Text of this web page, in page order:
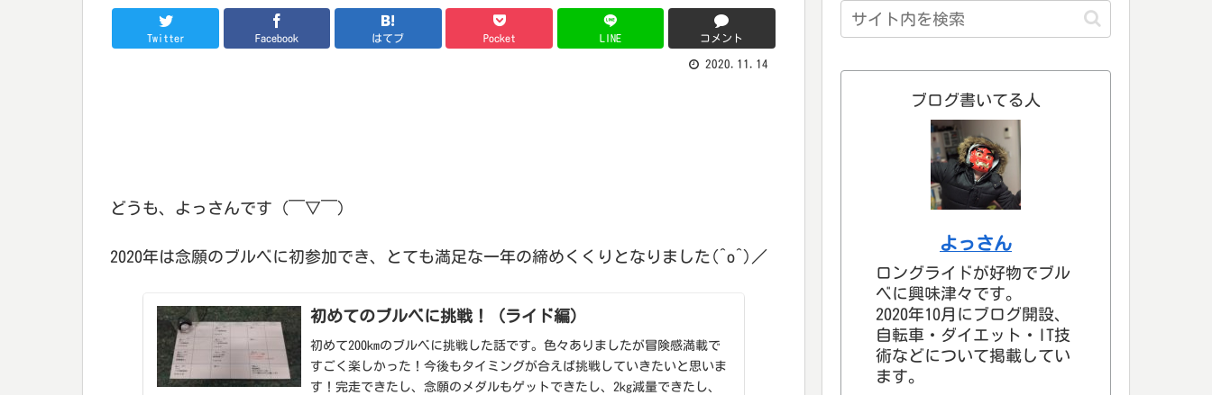
Twitter Facebook はてブ Pocket LINE コメント
2020.11.14
どうも、よっさんです（￣▽￣）
2020年は念願のブルベに初参加でき、とても満足な一年の締めくくりとなりました(^o^)／
初めてのブルベに挑戦！（ライド編）
初めて200kmのブルベに挑戦した話です。色々ありましたが冒険感満載で
すごく楽しかった！今後もタイミングが合えば挑戦していきたいと思いま
す！完走できたし、念願のメダルもゲットできたし、2kg減量できたし、
ブログ書いてる人
よっさん
ロングライドが好物でブル
ベに興味津々です。
2020年10月にブログ開設、
自転車・ダイエット・IT技
術などについて掲載してい
ます。